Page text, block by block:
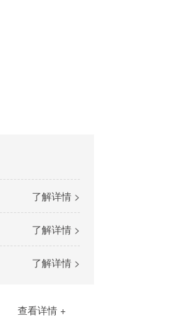
了解详情 >
了解详情 >
了解详情 >
查看详情 +